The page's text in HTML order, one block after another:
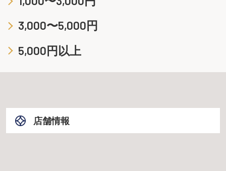
3,000〜5,000円
5,000円以上
店舗情報